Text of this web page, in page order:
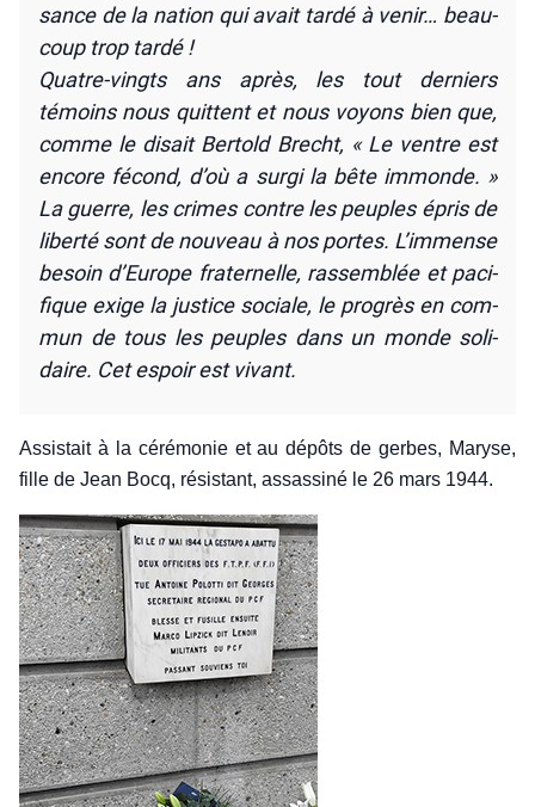
sance de la nation qui avait tar­dé à venir… beau­
coup trop tar­dé !
Quatre-vingts ans après, les tout der­niers
témoins nous quittent et nous voyons bien que,
comme le disait Ber­told Brecht, « Le ventre est
encore fécond, d’où a sur­gi la bête immonde. »
La guerre, les crimes contre les peuples épris de
liber­té sont de nou­veau à nos portes. L’im­mense
besoin d’Eu­rope fra­ter­nelle, ras­sem­blée et paci­
fique exige la jus­tice sociale, le pro­grès en com­
mun de tous les peuples dans un monde soli­
daire. Cet espoir est vivant.
Assis­tait à la céré­mo­nie et au dépôts de gerbes, Maryse,
fille de Jean Bocq, résis­tant, assas­si­né le 26 mars 1944.